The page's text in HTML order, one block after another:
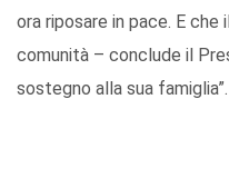
ora riposare in pace. E
comunità – conclude il
sostegno alla sua famiglia”.